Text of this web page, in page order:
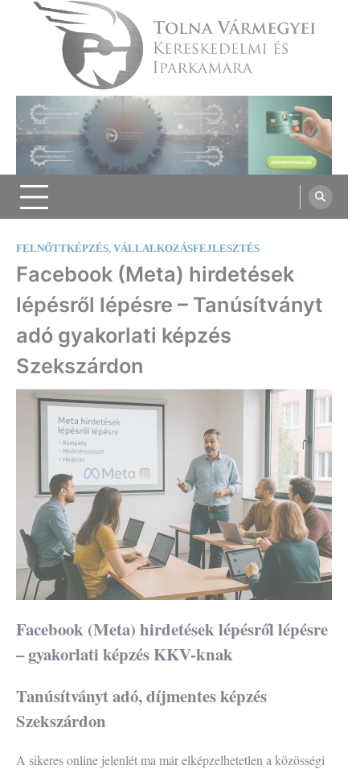
Tolna Vármegyei Kereskedelmi és
Iparkamara
FELNŐTTKÉPZÉS, VÁLLALKOZÁSFEJLESZTÉS
Facebook (Meta) hirdetések
lépésről lépésre – Tanúsítványt
adó gyakorlati képzés
Szekszárdon
Facebook (Meta) hirdetések lépésről lépésre
– gyakorlati képzés KKV-knak
Tanúsítványt adó, díjmentes képzés
Szekszárdon
A sikeres online jelenlét ma már elképzelhetetlen a közösségi